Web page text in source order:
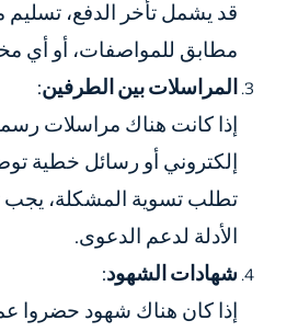
قد يشمل تأخر الدفع، تسليم
مطابق للمواصفات، أو أي
المراسلات بين الطرفين:
إذا كانت هناك مراسلات
إلكتروني أو رسائل خطية
تطلب تسوية المشكلة، يجب
الأدلة لدعم الدعوى.
شهادات الشهود:
إذا كان هناك شهود حضروا